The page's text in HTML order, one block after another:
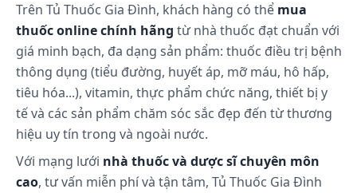
quan đến thức ăn.
Phân bố
Khoảng 92% etoricoxib gắn với protein trong huyết
tương người khi dùng trong phạm vi nồng độ 0,05 -
5 mcg/ml. Thể tích phân phối ở trạng thái bền vững
(Vdss) khoảng 120 lít ở người. Etoricoxib đi qua
nhau thai ở chuột cống và thỏ, và đi qua hàng rào
máu - não ở chuột cống.
Chuyển hóa
Trên Tủ Thuốc Gia Đình, khách hàng có thể mua
thuốc online chính hãng từ nhà thuốc đạt chuẩn với
giá minh bạch, đa dạng sản phẩm: thuốc điều trị bệnh
thông dụng (tiểu đường, huyết áp, mỡ máu, hô hấp,
tiêu hóa...), vitamin, thực phẩm chức năng, thiết bị y
tế và các sản phẩm chăm sóc sắc đẹp đến từ thương
hiệu uy tín trong và ngoài nước.
Với mạng lưới nhà thuốc và dược sĩ chuyên môn
cao, tư vấn miễn phí và tận tâm, Tủ Thuốc Gia Đình